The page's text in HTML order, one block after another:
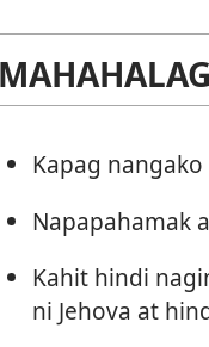
Kapag
Napapahamak
Kahit hindi
ni Jehova at